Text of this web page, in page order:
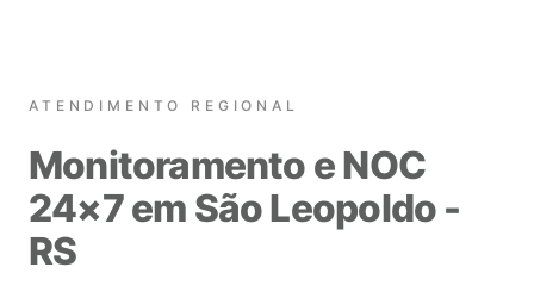
ATENDIMENTO REGIONAL
Monitoramento e NOC
24×7 em São Leopoldo -
RS